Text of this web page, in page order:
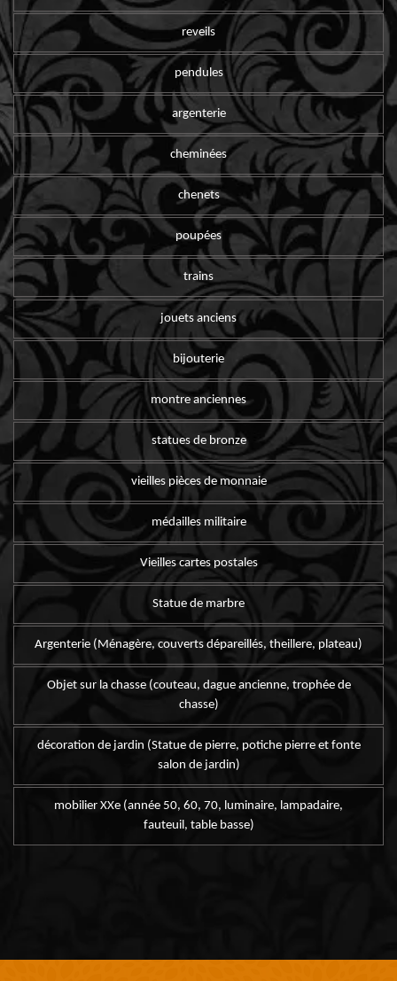
reveils
pendules
argenterie
cheminées
chenets
poupées
trains
jouets anciens
bijouterie
montre anciennes
statues de bronze
vieilles pièces de monnaie
médailles militaire
Vieilles cartes postales
Statue de marbre
Argenterie (Ménagère, couverts dépareillés, theillere, plateau)
Objet sur la chasse (couteau, dague ancienne, trophée de
chasse)
décoration de jardin (Statue de pierre, potiche pierre et fonte
salon de jardin)
mobilier XXe (année 50, 60, 70, luminaire, lampadaire,
fauteuil, table basse)